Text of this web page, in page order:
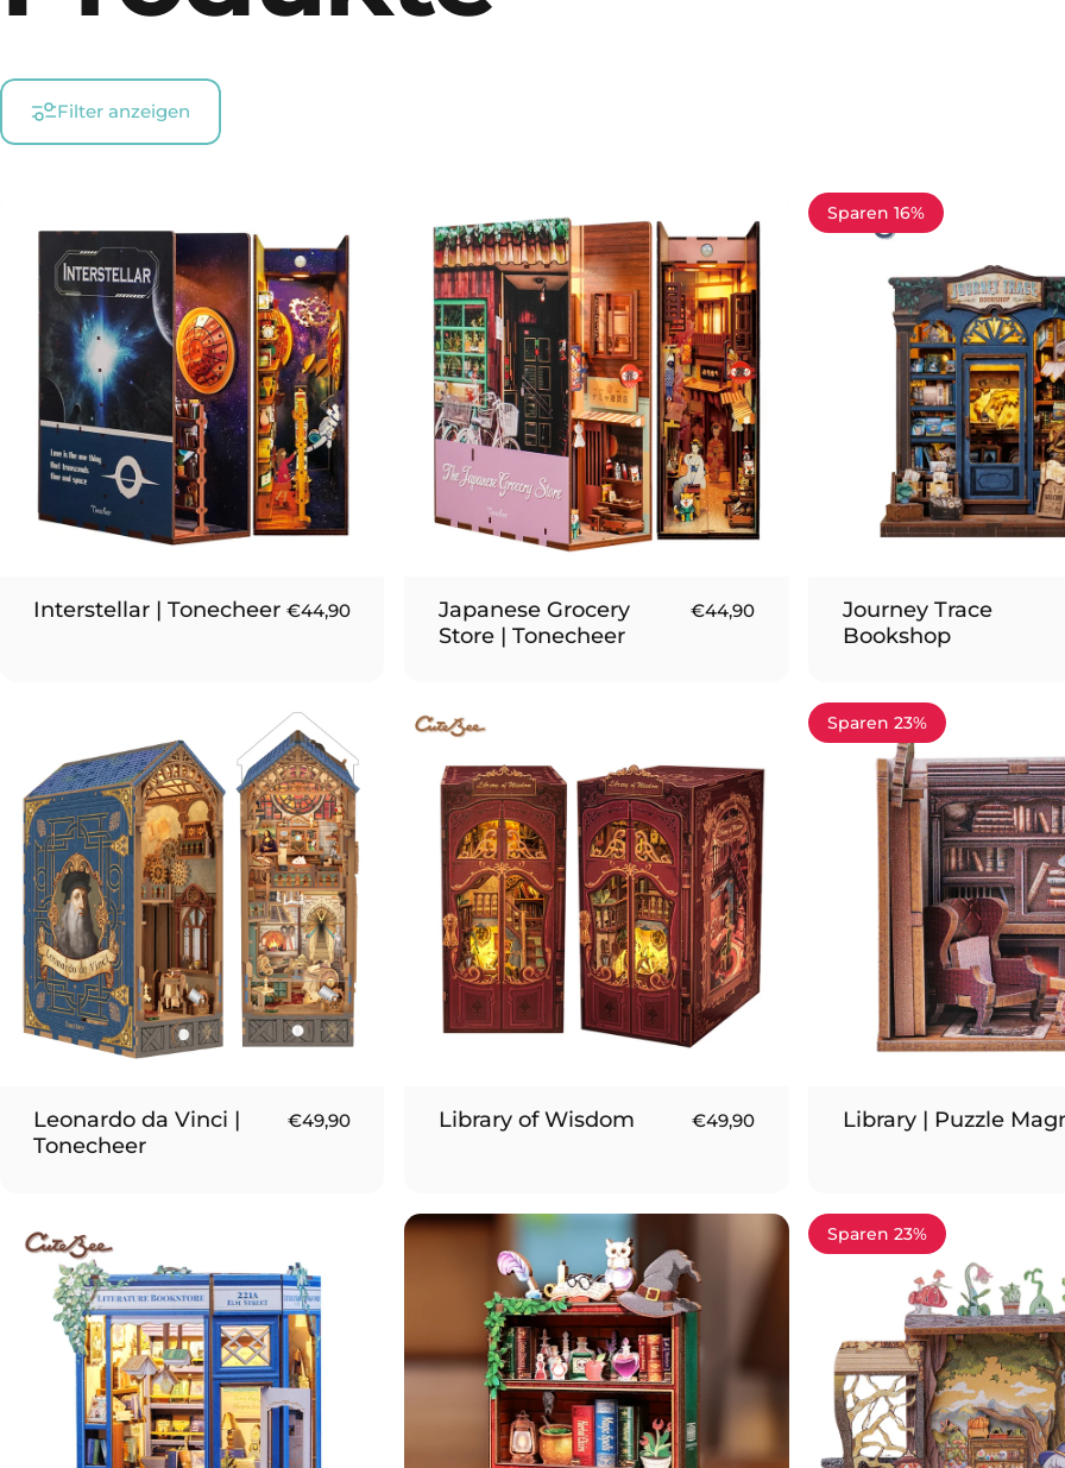
Filter anzeigen
Interstellar | Tonecheer €44,90
Japanese Grocery
Store | Tonecheer
€44,90
Sparen 16%
Journey Trace
Bookshop
Leonardo da Vinci |
Tonecheer
€49,90 Library of Wisdom €49,90
Sparen 23%
Library | Puzzle
Sparen 23%